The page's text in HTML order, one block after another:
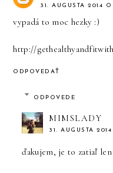
31. AUGUSTA 2014 O
vypadá to moc hezky :)
http://
ODPOVEDAŤ
ODPOVEDE
MIMSLADY
31. AUGUSTA
ďakujem, je to zatiaľ